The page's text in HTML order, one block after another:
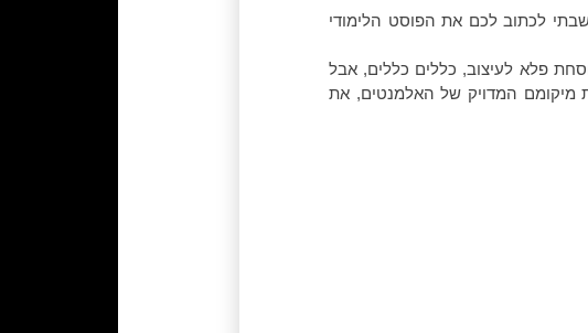
לכתוב לכם את הפוסט הלימודי
פלא לעיצוב, כללים כללים, אבל
מיקומם המדויק של האלמנטים, את